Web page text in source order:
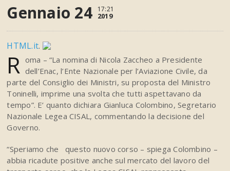
Gennaio 24 17:21
2019
HTML.it.
R oma – “La nomina di Nicola Zaccheo a Presidente
dell’Enac, l’Ente Nazionale per l’Aviazione Civile, da
parte del Consiglio dei Ministri, su proposta del Ministro
Toninelli, imprime una svolta che tutti aspettavano da
tempo”. E’ quanto dichiara Gianluca Colombino, Segretario
Nazionale Legea CISAL, commentando la decisione del
Governo.
“Speriamo che questo nuovo corso – spiega Colombino –
abbia ricadute positive anche sul mercato del lavoro del